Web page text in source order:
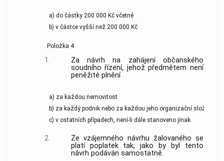
a) do částky 200 000 Kč včetně
b) v částce vyšší než 200 000 Kč
Položka 4
1.
Za návrh na zahájení občanského
soudního řízení, jehož předmětem není
peněžité plnění
a) za každou nemovitost
b) za každý podnik nebo za každou jeho organizační složku
c) v ostatních případech, není-li dále stanoveno jinak
2.
Ze vzájemného návrhu žalovaného se
platí poplatek tak, jako by byl tento
návrh podáván samostatně.